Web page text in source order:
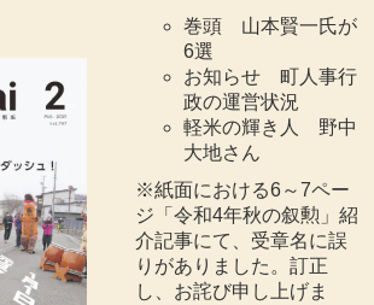
示
巻頭 山本賢一氏が
6選
お知らせ 町人事行
政の運営状況
軽米の輝き人 野中
大地さん
※紙面における6～7ペー
ジ「令和4年秋の叙勲」紹
介記事にて、受章名に誤
りがありました。訂正
し、お詫び申し上げま